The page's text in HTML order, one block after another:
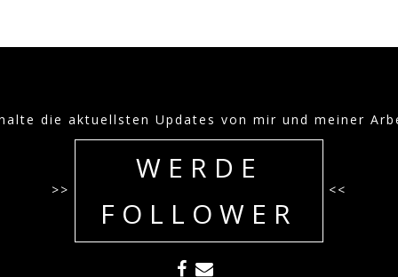
die aktuellsten Updates von mir und meiner
>>
WERDE
FOLLOWER
<<